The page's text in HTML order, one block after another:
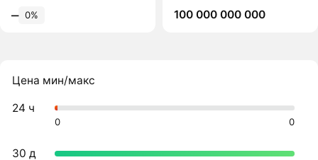
‒ 0%
100 000 000 000
Цена мин/макс
24 ч
0 0
30 д